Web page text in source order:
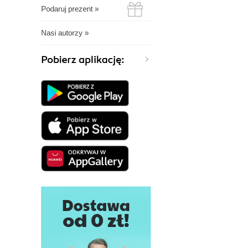
Podaruj prezent »
Nasi autorzy »
Pobierz aplikację: